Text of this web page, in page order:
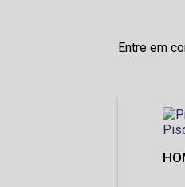
Entre em